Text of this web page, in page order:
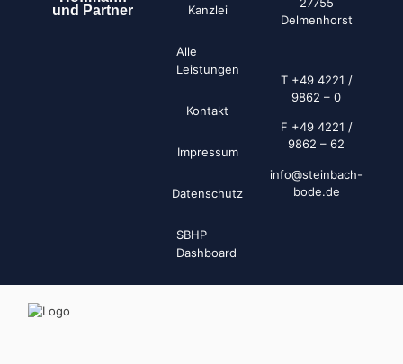
und Partner
Kanzlei
Alle
Leistungen
Kontakt
Impressum
Datenschutz
SBHP
Dashboard
Delmenhorst
T +49 4221 /
9862 – 0
F +49 4221 /
9862 – 62
info@steinbach-
bode.de